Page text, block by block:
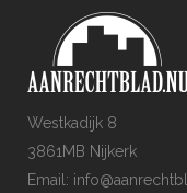
Westkadijk 8
3861MB Nijkerk
Email: